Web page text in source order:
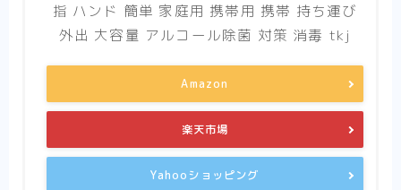
指 ハンド 簡単 家庭用 携帯用 携帯 持ち運び
外出 大容量 アルコール除菌 対策 消毒 tkj
Amazon
楽天市場
Yahooショッピング